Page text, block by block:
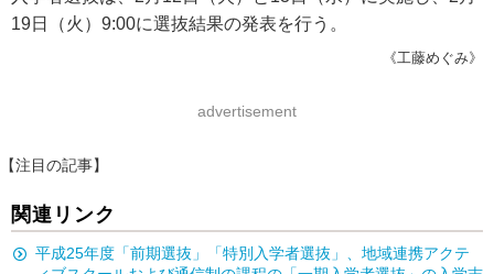
19日（火）9:00に選抜結果の発表を行う。
《工藤めぐみ》
advertisement
【注目の記事】
関連リンク
平成25年度「前期選抜」「特別入学者選抜」、地域連携アクテ